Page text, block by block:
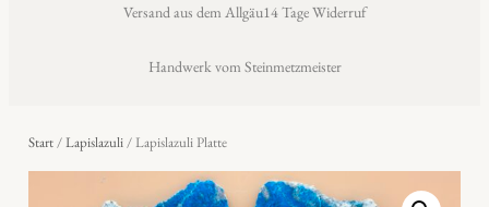
Versand aus dem Allgäu14 Tage Widerruf
Handwerk vom Steinmetzmeister
Start/Lapislazuli/ Lapislazuli Platte